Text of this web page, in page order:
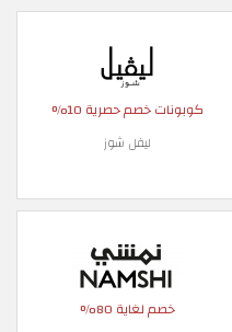
كوبونات خصم حصرية 10%
ليفل شوز
خصم لغاية 80%